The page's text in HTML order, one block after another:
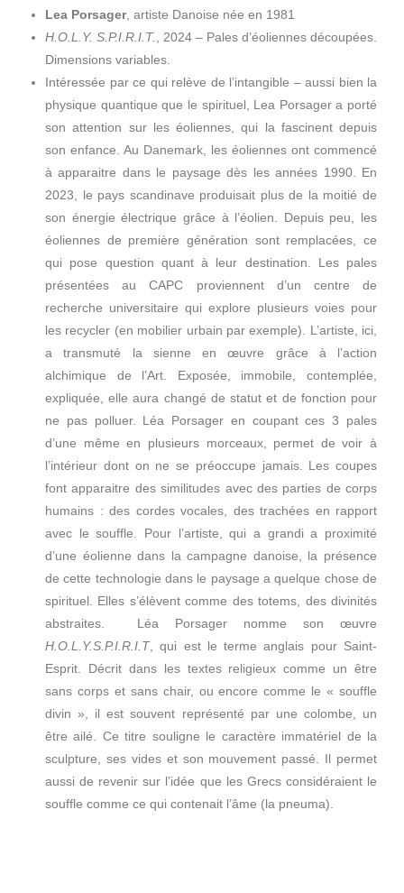
Lea Porsager, artiste Danoise née en 1981
H.O.L.Y. S.P.I.R.I.T.
, 2024 – Pales d’éoliennes découpées.
Dimensions variables.
Intéressée par ce qui relève de l’intangible – aussi bien la
physique quantique que le spirituel, Lea Porsager a porté
son attention sur les éoliennes, qui la fascinent depuis
son enfance. Au Danemark, les éoliennes ont commencé
à apparaitre dans le paysage dès les années 1990. En
2023, le pays scandinave produisait plus de la moitié de
son énergie électrique grâce à l’éolien. Depuis peu, les
éoliennes de première génération sont remplacées, ce
qui pose question quant à leur destination. Les pales
présentées au CAPC proviennent d’un centre de
recherche universitaire qui explore plusieurs voies pour
les recycler (en mobilier urbain par exemple). L’artiste, ici,
a transmuté la sienne en œuvre grâce à l’action
alchimique de l’Art. Exposée, immobile, contemplée,
expliquée, elle aura changé de statut et de fonction pour
ne pas polluer. Léa Porsager en coupant ces 3 pales
d’une même en plusieurs morceaux, permet de voir à
l’intérieur dont on ne se préoccupe jamais. Les coupes
font apparaitre des similitudes avec des parties de corps
humains : des cordes vocales, des trachées en rapport
avec le souffle. Pour l’artiste, qui a grandi a proximité
d’une éolienne dans la campagne danoise, la présence
de cette technologie dans le paysage a quelque chose de
spirituel. Elles s’élèvent comme des totems, des divinités
abstraites. Léa Porsager nomme son œuvre
H.O.L.Y.S.P.I.R.I.T, qui est le terme anglais pour Saint-
Esprit. Décrit dans les textes religieux comme un être
sans corps et sans chair, ou encore comme le « souffle
divin », il est souvent représenté par une colombe, un
être ailé. Ce titre souligne le caractère immatériel de la
sculpture, ses vides et son mouvement passé. Il permet
aussi de revenir sur l’idée que les Grecs considéraient le
souffle comme ce qui contenait l’âme (la pneuma).